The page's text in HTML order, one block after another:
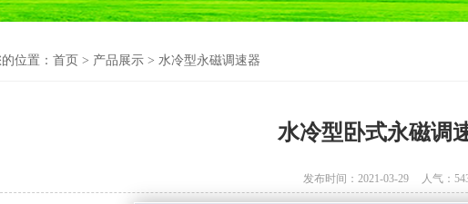
位置： 首页 > 产品展示 > 水冷型永磁调速器
水冷型卧式永磁调
发布时间：2021-03-29 人气：